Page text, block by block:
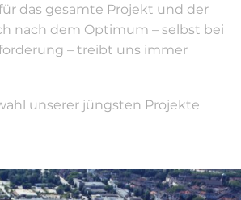
das gesamte Projekt und der
nach dem Optimum – selbst bei
– treibt uns immer
unserer jüngsten Projekte